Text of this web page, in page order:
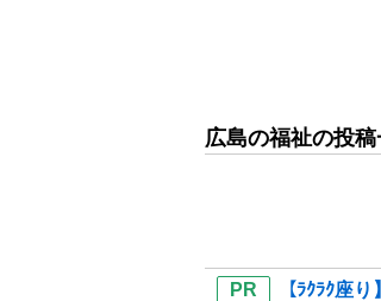
広島の福祉の投
【ﾗｸﾗｸ座